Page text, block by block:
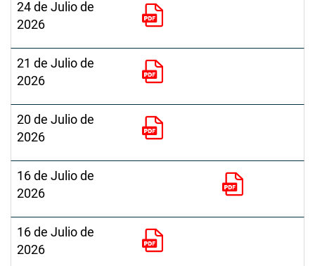
24 de Julio de
2026
21 de Julio de
2026
20 de Julio de
2026
16 de Julio de
2026
16 de Julio de
2026